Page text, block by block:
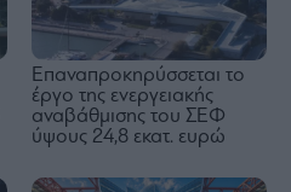
Επαναπροκηρύσσεται το
έργο της ενεργειακής
αναβάθμισης του ΣΕΦ
ύψους 24,8 εκατ. ευρώ